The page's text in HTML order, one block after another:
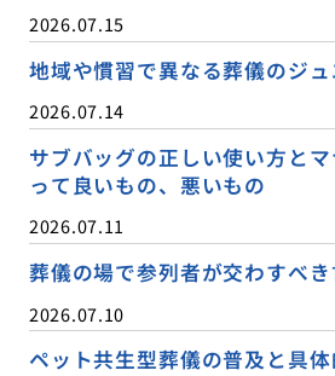
2026.07.15
地域や慣習で異なる葬儀のジ
2026.07.14
サブバッグの正しい使い方と
って良いもの、悪いもの
2026.07.11
葬儀の場で参列者が交わすべ
2026.07.10
ペット共生型葬儀の普及と具